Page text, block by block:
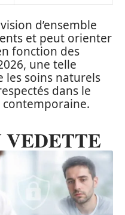
d’ensemble
et peut orienter
fonction des
une telle
soins naturels
dans le
contemporaine.